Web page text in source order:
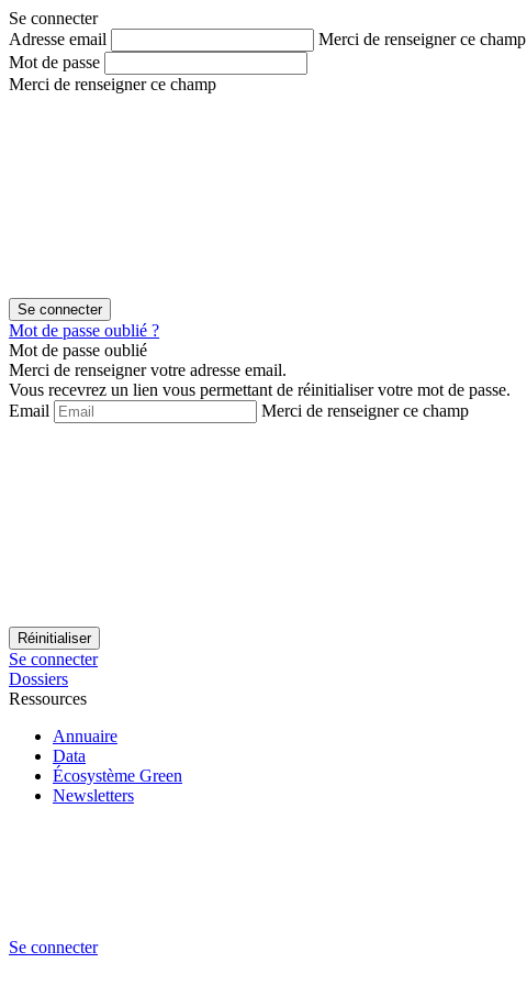
Aller
au
contenu
Aller
au
menu
Se connecter
Adresse email
Merci de renseigner ce champ
Mot de passe
Merci de renseigner ce champ
Mot de passe oublié ?
Mot de passe oublié
Merci de renseigner votre adresse email.
Vous recevrez un lien vous permettant de réinitialiser votre mot de passe.
Email
Merci de renseigner ce champ
Se connecter
Dossiers
Ressources
Annuaire
Data
Écosystème Green
Newsletters
Se connecter